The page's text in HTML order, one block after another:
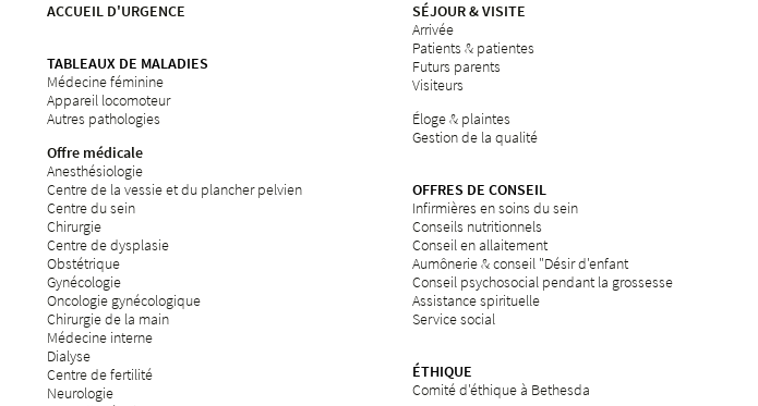
ACCUEIL D'URGENCE
TABLEAUX DE MALADIES
Médecine féminine
Appareil locomoteur
Autres pathologies
Offre médicale
Anesthésiologie
Centre de la vessie et du plancher pelvien
Centre du sein
Chirurgie
Centre de dysplasie
Obstétrique
Gynécologie
Oncologie gynécologique
Chirurgie de la main
Médecine interne
Dialyse
Centre de fertilité
Neurologie
SÉJOUR & VISITE
Arrivée
Patients & patientes
Futurs parents
Visiteurs
Éloge & plaintes
Gestion de la qualité
OFFRES DE CONSEIL
Infirmières en soins du sein
Conseils nutritionnels
Conseil en allaitement
Aumônerie & conseil "Désir d'enfant
Conseil psychosocial pendant la grossesse
Assistance spirituelle
Service social
ÉTHIQUE
Comité d'éthique à Bethesda